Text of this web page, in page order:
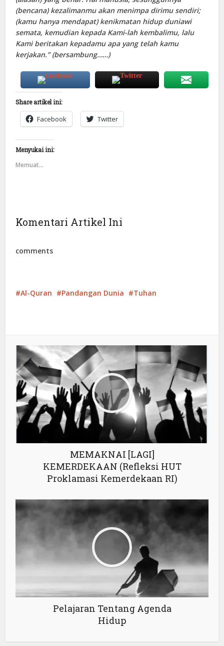
(bencana) kezalimanmu akan menimpa dirimu sendiri;
(kamu hanya mendapat) kenikmatan hidup duniawi
semata, kemudian kepada Kami-lah kembalimu, lalu
Kami beritakan kepadamu apa yang telah kamu
kerjakan.”(bersambung……)
Share artikel ini:
Facebook Twitter
Menyukai ini:
Memuat...
Komentari Artikel Ini
comments
Al-Quran Pandangan Dunia Tuhan
MEMAKNAI [LAGI]
KEMERDEKAAN (Refleksi HUT
Proklamasi Kemerdekaan RI)
Pelajaran Tentang Agenda
Hidup